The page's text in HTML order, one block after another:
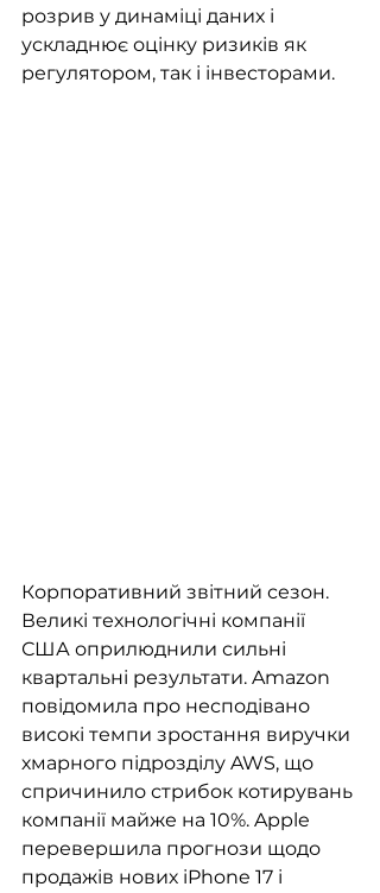
розрив у динаміці даних і
ускладнює оцінку ризиків як
регулятором, так і інвесторами.
Корпоративний звітний сезон.
Великі технологічні компанії
США оприлюднили сильні
квартальні результати. Amazon
повідомила про несподівано
високі темпи зростання виручки
хмарного підрозділу AWS, що
спричинило стрибок котирувань
компанії майже на 10%. Apple
перевершила прогнози щодо
продажів нових iPhone 17 і